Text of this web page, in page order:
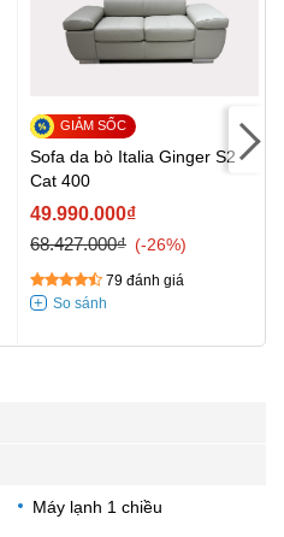
Sofa da bò Italia Ginger S2
Cat 400
49.990.000₫
68.427.000₫
-26%
79 đánh giá
Máy lạnh 1 chiều